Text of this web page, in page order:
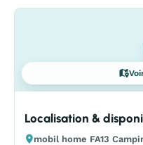
Localisation &
mobil home FA13